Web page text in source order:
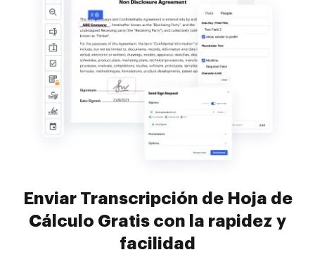
Enviar Transcripción de Hoja de
Cálculo Gratis con la rapidez y
facilidad